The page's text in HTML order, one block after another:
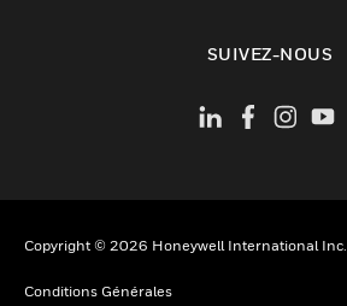
SUIVEZ-NOUS
Copyright © 2026 Honeywell International Inc.
Conditions Générales